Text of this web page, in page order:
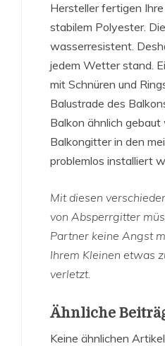
Hersteller fertigen
stabilem Polyester.
wasserresistent.
jedem Wetter stand.
mit Schnüren und
Balustrade des
Balkon ähnlich
Balkongitter in den
problemlos installiert
Mit diesen
von Absperrgitter
Partner keine Angst
Ihrem Kleinen etwas
verletzt.
Ähnliche
Keine ähnlichen